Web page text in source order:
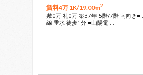
賃料4万 1K/19.00m2
敷0万 礼0万 築37年 5階/7階 南向き■
線 垂水 徒歩1分 ■山陽電 …